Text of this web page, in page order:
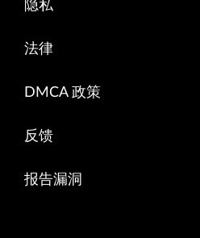
隐私
法律
DMCA 政策
反馈
报告漏洞